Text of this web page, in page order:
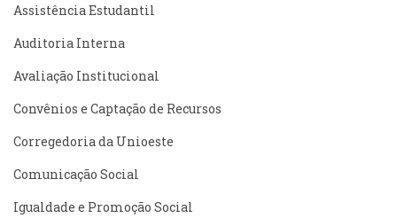
Assistência Estudantil
Auditoria Interna
Avaliação Institucional
Convênios e Captação de Recursos
Corregedoria da Unioeste
Comunicação Social
Igualdade e Promoção Social